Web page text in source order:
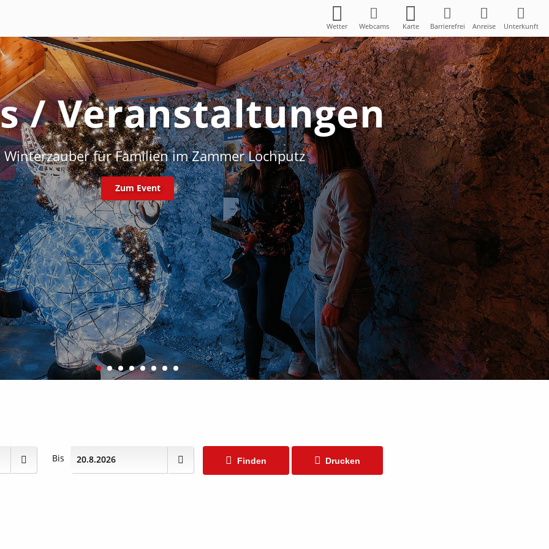
Wetter Webcams Karte Barrierefrei Anreise Unterkunft
/ Veranstaltungen
Tipp: Wanderung zur Glanderspitze
Zum Event
Bis Finden Drucken